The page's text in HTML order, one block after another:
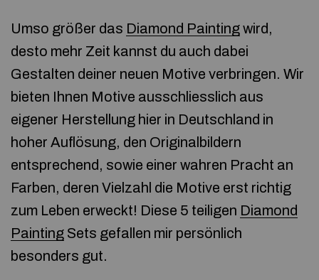
Umso größer das Diamond Paintingwird,
desto mehr Zeit kannst du auch dabei
Gestalten deiner neuen Motive verbringen. Wir
bieten Ihnen Motive ausschliesslich aus
eigener Herstellung hier in Deutschland in
hoher Auflösung, den Originalbildern
entsprechend, sowie einer wahren Pracht an
Farben, deren Vielzahl die Motive erst richtig
zum Leben erweckt! Diese 5 teiligen Diamond
Painting Sets gefallen mir persönlich
besonders gut.